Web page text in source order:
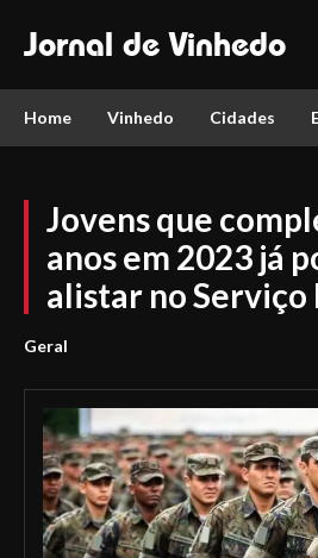
Jornal de Vinhedo
Home Vinhedo Cidades
Jovens que
anos em 2023 já
alistar no
Geral